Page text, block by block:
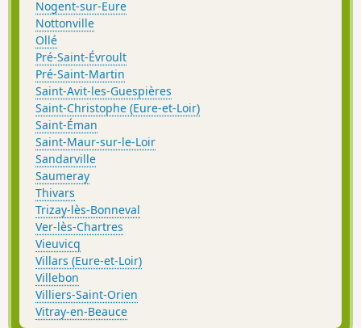
Nogent-sur-Eure
Nottonville
Ollé
Pré-Saint-Évroult
Pré-Saint-Martin
Saint-Avit-les-Guespières
Saint-Christophe (Eure-et-Loir)
Saint-Éman
Saint-Maur-sur-le-Loir
Sandarville
Saumeray
Thivars
Trizay-lès-Bonneval
Ver-lès-Chartres
Vieuvicq
Villars (Eure-et-Loir)
Villebon
Villiers-Saint-Orien
Vitray-en-Beauce